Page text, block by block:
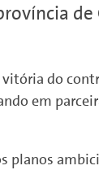
de
do
em
planos